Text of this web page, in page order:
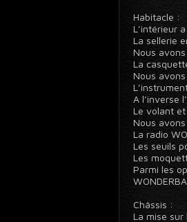
Habitacle :
L’intérieur
La sellerie
Nous
La
Nous
A l’inverse
Le volant
Nous
La radio
Les seuils
Les
Parmi les
Châssis :
La mise